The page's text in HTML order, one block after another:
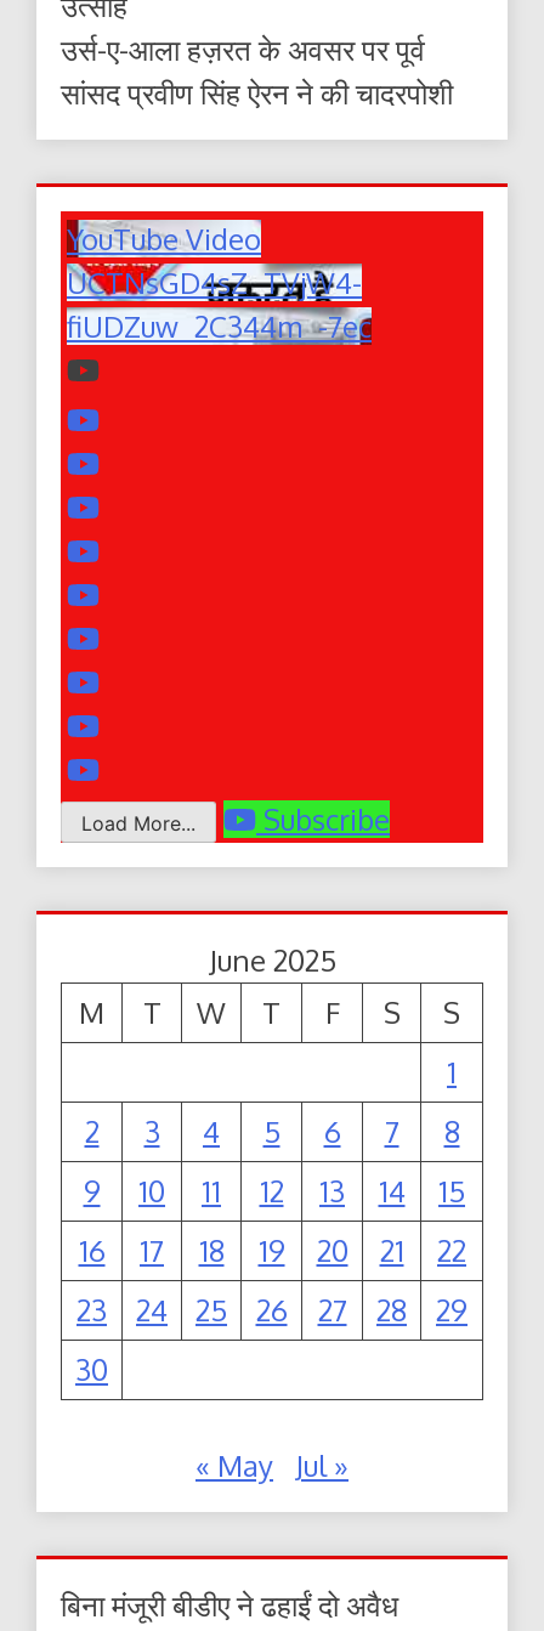
उर्स-ए-आला हज़रत के अवसर पर पूर्व
सांसद प्रवीण सिंह ऐरन ने की चादरपोशी
YouTube Video
UCTNsGD4sZ_TVjW4-
fiUDZuw_2C344m_-7ec
Load More... Subscribe
June 2025
M
T W T F S
S
1
2
3 4 5 6 7
8
9
10 11 12 13 14
15
16
17 18 19 20 21
22
23
24 25 26 27 28
29
30
« May Jul »
बिना मंजूरी बीडीए ने ढहाईं दो अवैध